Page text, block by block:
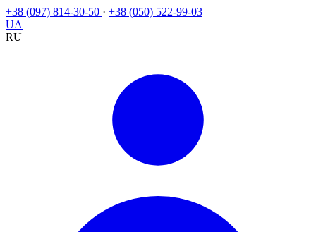
+38 (097) 814-30-50 · +38 (050) 522-99-03
UA
RU